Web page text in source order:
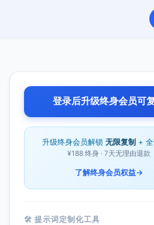
登录后升级终身会员可
升级终身会员解锁 无限复制 +
¥188 终身 · 7天无理由退款
了解终身会员权益→
🛠 提示词定制化工具